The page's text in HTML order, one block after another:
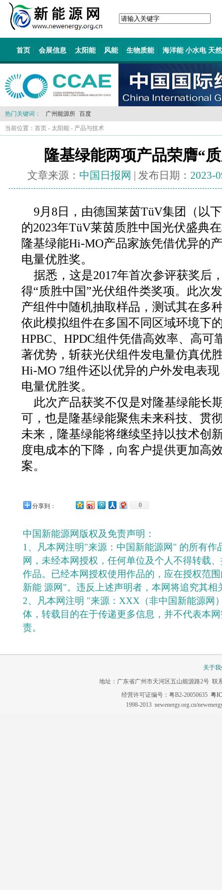
首页 会展信息 太阳能 风能 生物质能 海洋能 小水电 天
热门关键词： 广州能源所 百度
当前位置： 首页 - 太阳能 - 产品与技术
隆基绿能两项产品荣膺“
文章来源： 中国日报网 | 发布日期： 2023-
9月8日，由德国莱茵TüV集团（以
的2023年TüV莱茵质胜中国光伏盛典
隆基绿能Hi-MO产品家族凭借优异的
电量优胜奖。
据悉，这是2017年首次参评获奖后
得“质胜中国”光伏组件类奖项。此次
产组件中随机抽取样品，测试其在多
依此模拟组件在多国不同区域环境下
HPBC、HPDC组件凭借高效率、高可
著优势，斩获光伏组件发电量仿真优
Hi-MO 7组件还以优异的户外发电表
电量优胜奖。
此次产品获奖不仅是对隆基绿能长
可，也是隆基绿能聚焦未来科技、贯
未来，隆基绿能将继续坚持以技术创
度电成本的下降，向客户提供更加高
案。
分享到： 0
中国新能源网版权及免责声明：
1、凡本网注明"来源：中国新能源网" 的所有作
网，未经本网授权，任何单位及个人不得转载
作品。已经本网授权使用作品的，应在授权范
新能 源网"。违反上述声明者，本网将追究其相
2、凡本网注明 "来源：XXX（非中国新能源网
体，转载目的在于传递更多信息，并不代表本
责。
关于
地址：广东省广州市天河区五山能源路2号 联
经营许可证编号：粤B2-20050635 粤
1998-2013 newenergy.org.cn/